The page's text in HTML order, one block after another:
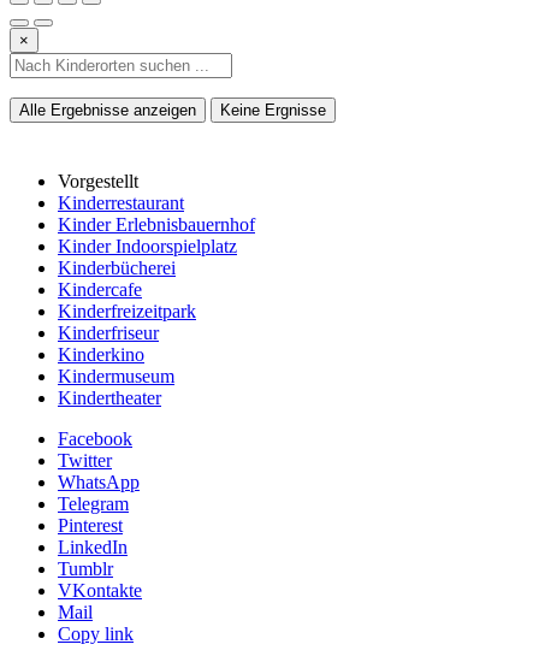
×
Alle Ergebnisse anzeigen Keine Ergnisse
Vorgestellt
Kinderrestaurant
Kinder Erlebnisbauernhof
Kinder Indoorspielplatz
Kinderbücherei
Kindercafe
Kinderfreizeitpark
Kinderfriseur
Kinderkino
Kindermuseum
Kindertheater
Facebook
Twitter
WhatsApp
Telegram
Pinterest
LinkedIn
Tumblr
VKontakte
Mail
Copy link